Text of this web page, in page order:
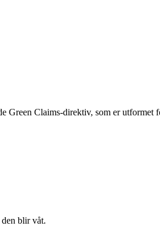
Green Claims-direktiv, som er utformet
blir våt.